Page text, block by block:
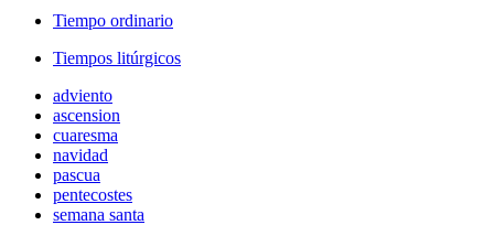
Tiempo ordinario
Tiempos litúrgicos
adviento
ascension
cuaresma
navidad
pascua
pentecostes
semana santa